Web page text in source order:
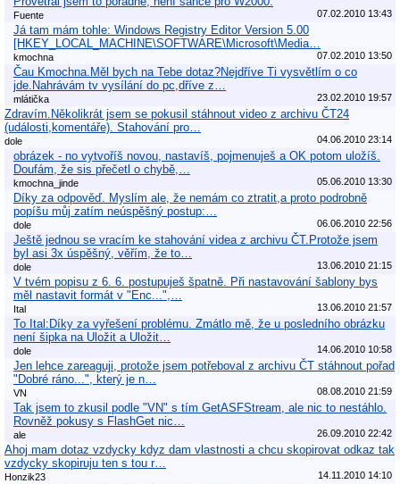
Fuente 07.02.2010 13:43
Já tam mám tohle: Windows Registry Editor Version 5.00
[HKEY_LOCAL_MACHINE\SOFTWARE\Microsoft\Media…
kmochna 07.02.2010 13:50
Čau Kmochna.Měl bych na Tebe dotaz?Nejdříve Ti vysvětlím o co
jde.Nahrávám tv vysílání do pc,dříve z…
mlátička 23.02.2010 19:57
Zdravím.Několikrát jsem se pokusil stáhnout video z archivu ČT24
(události,komentáře). Stahování pro…
dole 04.06.2010 23:14
obrázek - no vytvoříš novou, nastavíš, pojmenuješ a OK potom uložíš.
Doufám, že sis přečetl o chybě,…
kmochna_jinde 05.06.2010 13:30
Díky za odpověď. Myslím ale, že nemám co ztratit,a proto podrobně
popíšu můj zatím neúspěšný postup:…
dole 06.06.2010 22:56
Ještě jednou se vracím ke stahování videa z archivu ČT.Protože jsem
byl asi 3x úspěšný, věřím, že to…
dole 13.06.2010 21:15
V tvém popisu z 6. 6. postupuješ špatně. Při nastavování šablony bys
měl nastavit formát v "Enc...",…
Ital 13.06.2010 21:57
To Ital:Díky za vyřešení problému. Zmátlo mě, že u posledního obrázku
není šipka na Uložit a Uložit…
dole 14.06.2010 10:58
Jen lehce zareaguji, protože jsem potřeboval z archivu ČT stáhnout pořad
"Dobré ráno...", který je n…
VN 08.08.2010 21:59
Tak jsem to zkusil podle "VN" s tím GetASFStream, ale nic to nestáhlo.
Rovněž pokusy s FlashGet nic…
ale 26.09.2010 22:42
Ahoj mam dotaz vzdycky kdyz dam vlastnosti a chcu skopirovat odkaz tak
vzdycky skopiruju ten s tou r…
Honzik23 14.11.2010 14:10